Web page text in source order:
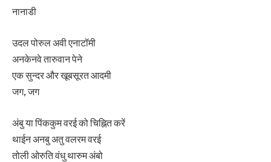
नानाडी
उदल पोरुल अवी एनाटॉमी
अनकेनवे तारुवान पेने
एक सुन्दर और खूबसूरत आदमी
जग, जग
अंबु या पिंककुम वरई को चिह्नित करें
थाईन अनबु अतु वलरम वरई
तोली ओरुति वंधु थारुम अंबो